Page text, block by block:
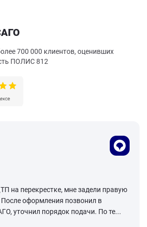
700 000 клиентов, оценивших
ПОЛИС 812
на перекрестке, мне задели правую
оформления позвонил в
уточнил порядок подачи. По те...